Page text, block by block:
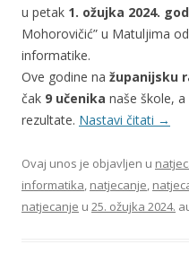
u petak 1. ožujka 2024.
Mohorovičić” u Matuljima
informatike.
Ove godine na županijsku
čak 9 učenika naše škole,
rezultate. Nastavi čitati →
Ovaj unos je objavljen u
informatika, natjecanje,
natjecanje u 25. ožujka 2024.